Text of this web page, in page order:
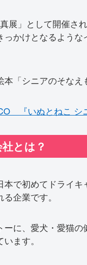
展」として開催さ
っかけとなるよう
「シニアのそなえ
『いぬとねこ シ
とは？
本で初めてドライ
企業です。
ーに、愛犬・愛猫
ます。